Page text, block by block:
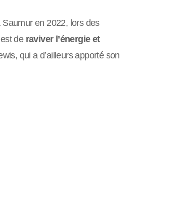
Saumur en 2022, lors des
de raviver l’énergie et
qui a d’ailleurs apporté son